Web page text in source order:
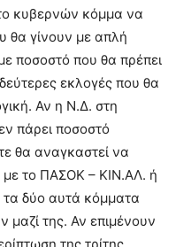
κυβερνών κόμμα να
θα γίνουν με απλή
ποσοστό που θα πρέπει
εκλογές που θα
Αν η Ν.Δ. στη
πάρει ποσοστό
θα αναγκαστεί να
με το ΠΑΣΟΚ – ΚΙΝ.ΑΛ. ή
δύο αυτά κόμματα
μαζί της. Αν επιμένουν